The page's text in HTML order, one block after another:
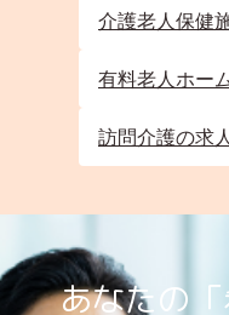
介護老人保健
有料老人ホー
訪問介護の求
あなたの